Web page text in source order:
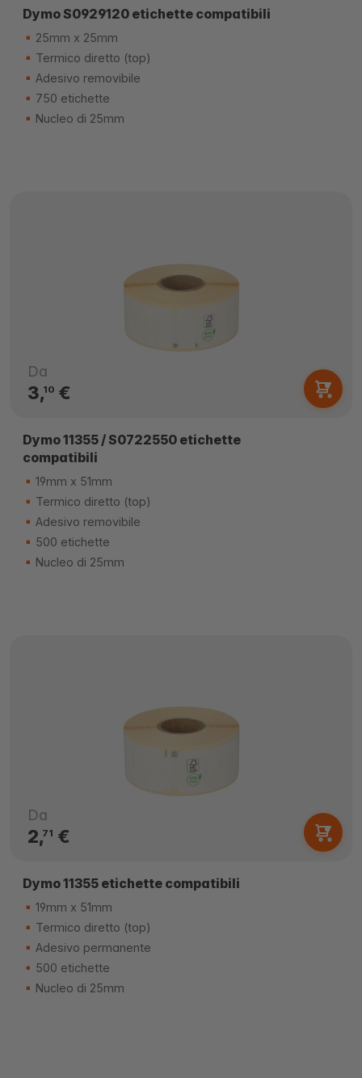
Dymo S0929120 etichette compatibili
25mm x 25mm
Termico diretto (top)
Adesivo removibile
750 etichette
Nucleo di 25mm
Da
3,10€
Dymo 11355 / S0722550 etichette
compatibili
19mm x 51mm
Termico diretto (top)
Adesivo removibile
500 etichette
Nucleo di 25mm
Da
2,71 €
Dymo 11355 etichette compatibili
19mm x 51mm
Termico diretto (top)
Adesivo permanente
500 etichette
Nucleo di 25mm